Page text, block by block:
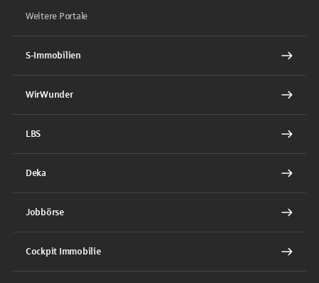
Weitere Portale
S-Immobilien
WirWunder
LBS
Deka
Jobbörse
Cockpit Immobilie